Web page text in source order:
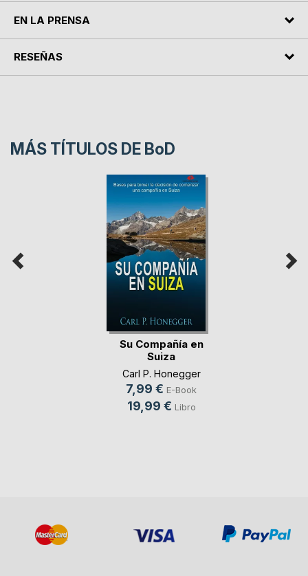
EN LA PRENSA
RESEÑAS
MÁS TÍTULOS DE BoD
Su Compañía en
Suiza
Carl P. Honegger
7,99 € E-Book
19,99 € Libro